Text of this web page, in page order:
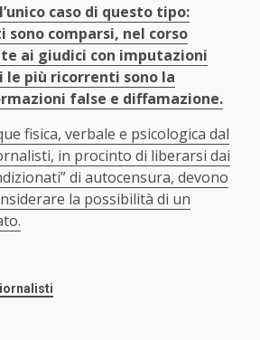
caso di questo tipo:
comparsi, nel corso
ai giudici con imputazioni
le più ricorrenti sono la
false e diffamazione.
fisica, verbale e psicologica dal
in procinto di liberarsi dai
di autocensura, devono
la possibilità di un